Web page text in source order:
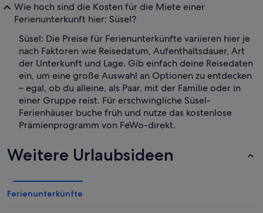
Wie hoch sind die Kosten für die Miete einer
Ferienunterkunft hier: Süsel?
Süsel: Die Preise für Ferienunterkünfte variieren hier je
nach Faktoren wie Reisedatum, Aufenthaltsdauer, Art
der Unterkunft und Lage. Gib einfach deine Reisedaten
ein, um eine große Auswahl an Optionen zu entdecken
– egal, ob du alleine, als Paar, mit der Familie oder in
einer Gruppe reist. Für erschwingliche Süsel-
Ferienhäuser buche früh und nutze das kostenlose
Prämienprogramm von FeWo-direkt.
Weitere Urlaubsideen
Ferienunterkünfte